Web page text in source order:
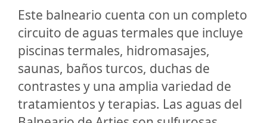
Este balneario cuenta con un completo
circuito de aguas termales que incluye
piscinas termales, hidromasajes,
saunas, baños turcos, duchas de
contrastes y una amplia variedad de
tratamientos y terapias. Las aguas del